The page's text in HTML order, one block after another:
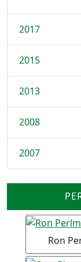
2017
2015
2013
2008
2007
Ron